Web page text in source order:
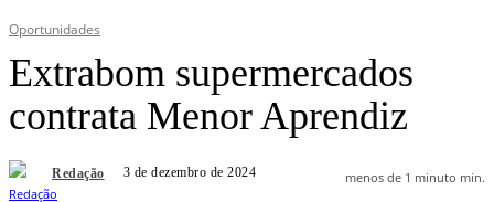
Oportunidades
Extrabom supermercados
contrata Menor Aprendiz
Redação 3 de dezembro de 2024 menos de 1 minuto min.